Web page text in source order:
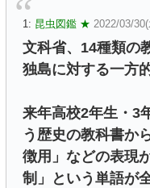
1: 昆虫図鑑 ★ 2022/03/
文科省、14種類の
独島に対する一方
来年高校2年生・3
う歴史の教科書か
徴用」などの表現
制」という単語が